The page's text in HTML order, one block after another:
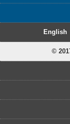
English
©